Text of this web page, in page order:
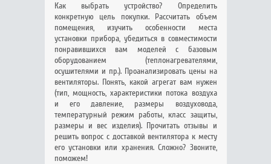
Как выбрать устройство? Определить
конкретную цель покупки. Рассчитать объем
помещения, изучить особенности места
установки прибора, убедиться в совместимости
понравившихся вам моделей с базовым
оборудованием (теплонагревателями,
осушителями и пр.). Проанализировать цены на
вентиляторы. Понять, какой агрегат вам нужен
(тип, мощность, характеристики потока воздуха
и его давление, размеры воздуховода,
температурный режим работы, класс защиты,
размеры и вес изделия). Прочитать отзывы и
решить вопрос с доставкой вентилятора к месту
его установки или хранения. Сложно? Звоните,
поможем!